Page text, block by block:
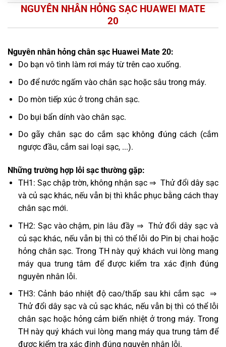
NGUYÊN NHÂN HỎNG SẠC HUAWEI MATE
20
Nguyên nhân hỏng chân sạc Huawei Mate 20:
Do bạn vô tình làm rơi máy từ trên cao xuống.
Do để nước ngấm vào chân sạc hoặc sâu trong máy.
Do mòn tiếp xúc ở trong chân sạc.
Do bụi bẩn dính vào chân sạc.
Do gãy chân sạc do cắm sạc không đúng cách (cắm
ngược đầu, cắm sai loại sạc, ...).
Những trường hợp lỗi sạc thường gặp:
TH1: Sạc chập trờn, không nhận sạc ⇒ Thử đổi dây sạc
và củ sạc khác, nếu vẫn bị thì khắc phục bằng cách thay
chân sạc mới.
TH2: Sạc vào chậm, pin lâu đầy ⇒ Thử đổi dây sạc và
củ sạc khác, nếu vẫn bị thì có thể lỗi do Pin bị chai hoặc
hỏng chân sạc. Trong TH này quý khách vui lòng mang
máy qua trung tâm để được kiểm tra xác định đúng
nguyên nhân lỗi.
TH3: Cảnh báo nhiệt độ cao/thấp sau khi cắm sạc ⇒
Thử đổi dây sạc và củ sạc khác, nếu vẫn bị thì có thể lỗi
chân sạc hoặc hỏng cảm biến nhiệt ở trong máy. Trong
TH này quý khách vui lòng mang máy qua trung tâm để
được kiểm tra xác định đúng nguyên nhân lỗi.